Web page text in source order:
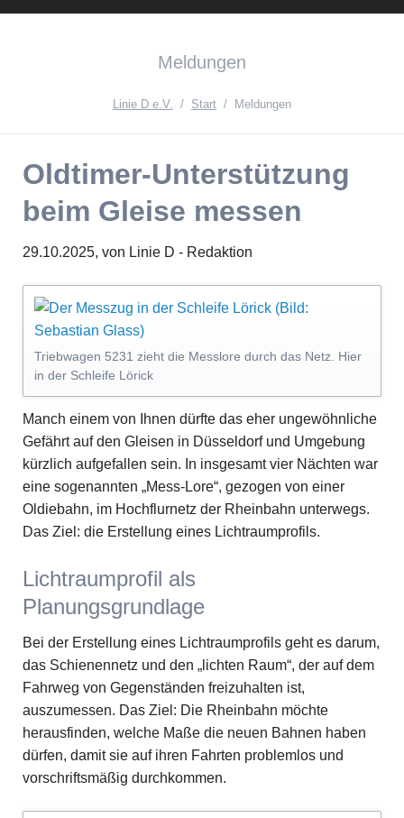
InstagramFacebookEnglish
deutschen
Meldungen
Linie D e.V. Start Meldungen
Oldtimer-Unterstützung
beim Gleise messen
29.10.2025, von Linie D - Redaktion
Triebwagen 5231 zieht die Messlore durch das Netz. Hier
in der Schleife Lörick
Manch einem von Ihnen dürfte das eher ungewöhnliche
Gefährt auf den Gleisen in Düsseldorf und Umgebung
kürzlich aufgefallen sein. In insgesamt vier Nächten war
eine sogenannten „Mess-Lore“, gezogen von einer
Oldiebahn, im Hochflurnetz der Rheinbahn unterwegs.
Das Ziel: die Erstellung eines Lichtraumprofils.
Lichtraumprofil als
Planungsgrundlage
Bei der Erstellung eines Lichtraumprofils geht es darum,
das Schienennetz und den „lichten Raum“, der auf dem
Fahrweg von Gegenständen freizuhalten ist,
auszumessen. Das Ziel: Die Rheinbahn möchte
herausfinden, welche Maße die neuen Bahnen haben
dürfen, damit sie auf ihren Fahrten problemlos und
vorschriftsmäßig durchkommen.